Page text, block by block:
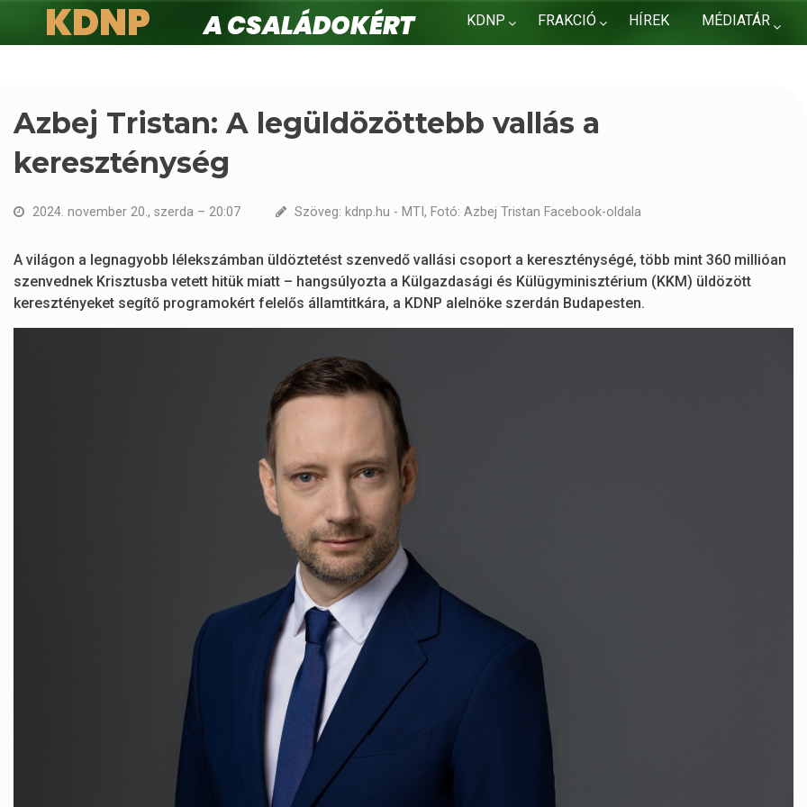
KDNP FRAKCIÓ HÍREK MÉDIATÁR
KDNP
A családokért.
Azbej Tristan: A legüldözöttebb vallás a
kereszténység
2024. november 20., szerda – 20:07 Szöveg: kdnp.hu - MTI, Fotó: Azbej Tristan Facebook-oldala
A világon a legnagyobb lélekszámban üldöztetést szenvedő vallási csoport a kereszténységé, több mint 360 millióan
szenvednek Krisztusba vetett hitük miatt – hangsúlyozta a Külgazdasági és Külügyminisztérium (KKM) üldözött
keresztényeket segítő programokért felelős államtitkára, a KDNP alelnöke szerdán Budapesten.